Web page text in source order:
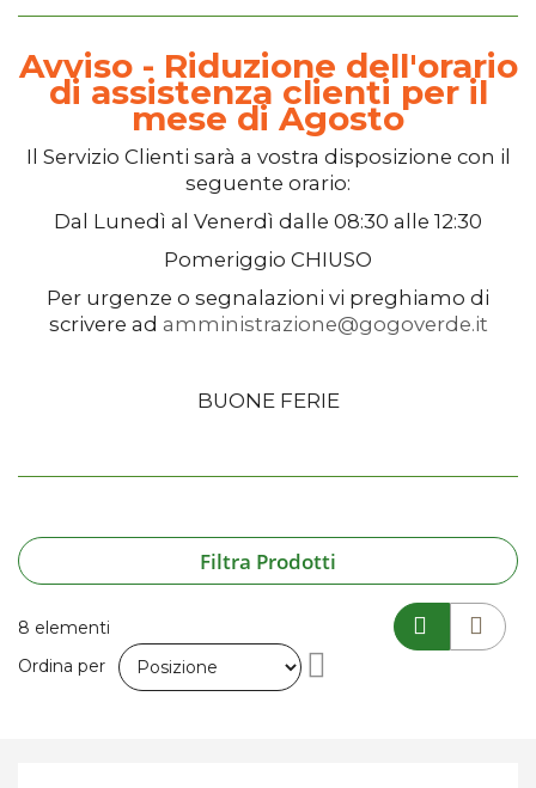
Avviso - Riduzione dell'orario
di assistenza clienti per il
mese di Agosto
Il Servizio Clienti sarà a vostra disposizione con il
seguente orario:
Dal Lunedì al Venerdì dalle 08:30 alle 12:30
Pomeriggio CHIUSO
Per urgenze o segnalazioni vi preghiamo di
scrivere ad amministrazione@gogoverde.it
BUONE FERIE
Filtra Prodotti
8 elementi
Ordina per